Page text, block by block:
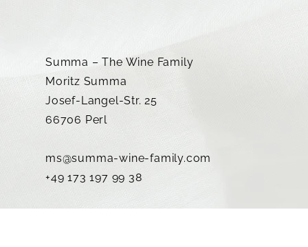
En-Primeur 2025 – ein
Jahrgang, der mehr Terroir
zeigt denn je
Summa – The Wine Family
Moritz Summa
Josef-Langel-Str. 25
66706 Perl
ms@summa-wine-family.com
+49 173 197 99 38